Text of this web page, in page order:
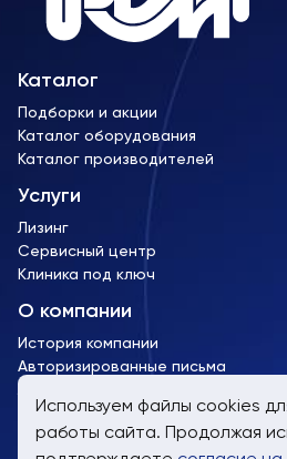
Каталог
Подборки и акции
Каталог оборудования
Каталог производителей
Услуги
Лизинг
Сервисный центр
Клиника под ключ
О компании
История компании
Авторизированные письма
Используем файлы cookies
работы сайта. Продолжая